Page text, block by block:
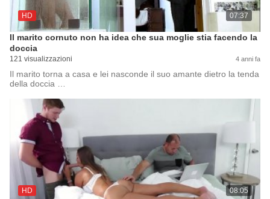
HD 07:37
Il marito cornuto non ha idea che sua moglie stia facendo la
doccia
121 visualizzazioni 4 anni fa
Il marito torna a casa e lei nasconde il suo amante dietro la tenda
della doccia …
HD 08:05